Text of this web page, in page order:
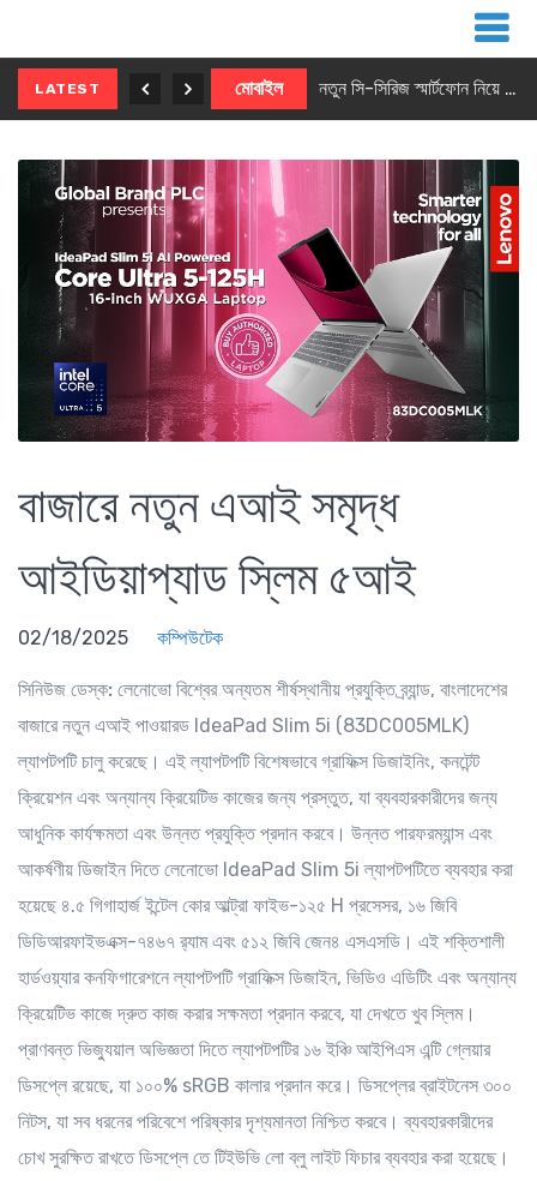
LATEST মোবাইল নতুন সি-সিরিজ স্মার্টফোন নিয়ে আসছে রিয়েলমি
বাজারে নতুন এআই সমৃদ্ধ
আইডিয়াপ্যাড স্লিম ৫আই
02/18/2025 কম্পিউটেক
সিনিউজ ডেস্ক: লেনোভো বিশ্বের অন্যতম শীর্ষস্থানীয় প্রযুক্তি ব্র্যান্ড, বাংলাদেশের
বাজারে নতুন এআই পাওয়ারড IdeaPad Slim 5i (83DC005MLK)
ল্যাপটপটি চালু করেছে। এই ল্যাপটপটি বিশেষভাবে গ্রাফিক্স ডিজাইনিং, কনটেন্ট
ক্রিয়েশন এবং অন্যান্য ক্রিয়েটিভ কাজের জন্য প্রস্তুত, যা ব্যবহারকারীদের জন্য
আধুনিক কার্যক্ষমতা এবং উন্নত প্রযুক্তি প্রদান করবে। উন্নত পারফরম্যান্স এবং
আকর্ষণীয় ডিজাইন দিতে লেনোভো IdeaPad Slim 5i ল্যাপটপটিতে ব্যবহার করা
হয়েছে ৪.৫ গিগাহার্জ ইন্টেল কোর আল্ট্রা ফাইভ-১২৫ H প্রসেসর, ১৬ জিবি
ডিডিআরফাইভএক্স-৭৪৬৭ র‍্যাম এবং ৫১২ জিবি জেন৪ এসএসডি। এই শক্তিশালী
হার্ডওয়্যার কনফিগারেশনে ল্যাপটপটি গ্রাফিক্স ডিজাইন, ভিডিও এডিটিং এবং অন্যান্য
ক্রিয়েটিভ কাজে দ্রুত কাজ করার সক্ষমতা প্রদান করবে, যা দেখতে খুব স্লিম।
প্রাণবন্ত ভিজ্যুয়াল অভিজ্ঞতা দিতে ল্যাপটপটির ১৬ ইঞ্চি আইপিএস এন্টি গ্লেয়ার
ডিসপ্লে রয়েছে, যা ১০০% sRGB কালার প্রদান করে। ডিসপ্লের ব্রাইটনেস ৩০০
নিটস, যা সব ধরনের পরিবেশে পরিষ্কার দৃশ্যমানতা নিশ্চিত করবে। ব্যবহারকারীদের
চোখ সুরক্ষিত রাখতে ডিসপ্লে তে টিইউভি লো ব্লু লাইট ফিচার ব্যবহার করা হয়েছে।